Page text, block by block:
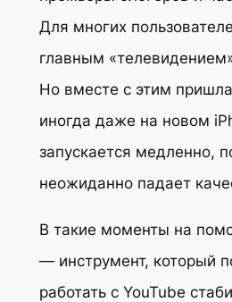
Для многих
главным
Но вместе с этим
иногда даже на новом
запускается медленно,
неожиданно падает
В такие моменты на
— инструмент, который
работать с YouTube